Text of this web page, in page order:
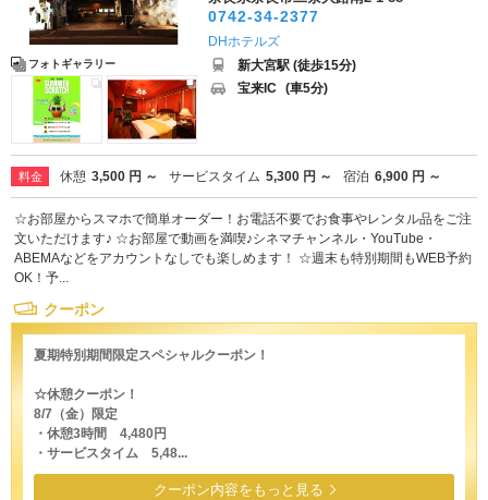
フォトギャラリー
0742-34-2377
DHホテルズ
新大宮駅 (徒歩15分)
宝来IC (車5分)
料金 休憩 3,500 円 ～ サービスタイム 5,300 円 ～ 宿泊 6,900 円 ～
☆お部屋からスマホで簡単オーダー！お電話不要でお食事やレンタル品をご注
文いただけます♪ ☆お部屋で動画を満喫♪シネマチャンネル・YouTube・
ABEMAなどをアカウントなしでも楽しめます！ ☆週末も特別期間もWEB予約
OK！予...
クーポン
夏期特別期間限定スペシャルクーポン！
☆休憩クーポン！
8/7（金）限定
・休憩3時間 4,480円
・サービスタイム 5,48...
クーポン内容をもっと見る